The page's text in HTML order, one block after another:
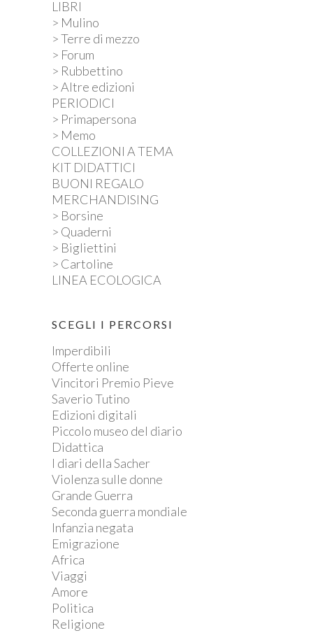
scelte
pagina
del
LIBRI
> Mulino
> Terre di mezzo
> Forum
> Rubbettino
> Altre edizioni
PERIODICI
> Primapersona
> Memo
COLLEZIONI A TEMA
KIT DIDATTICI
BUONI REGALO
MERCHANDISING
> Borsine
> Quaderni
> Bigliettini
> Cartoline
LINEA ECOLOGICA
SCEGLI I PERCORSI
Imperdibili
Offerte online
Vincitori Premio Pieve
Saverio Tutino
Edizioni digitali
Piccolo museo del diario
Didattica
I diari della Sacher
Violenza sulle donne
Grande Guerra
Seconda guerra mondiale
Infanzia negata
Emigrazione
Africa
Viaggi
Amore
Politica
Religione